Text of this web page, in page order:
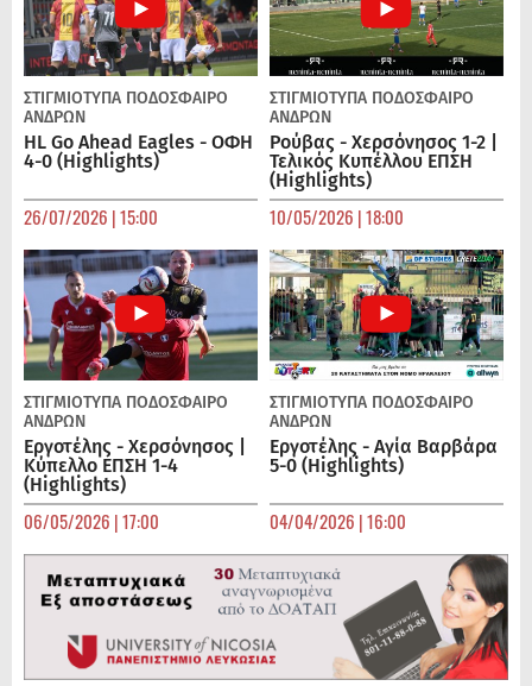
ΣΤΙΓΜΙΟΤΥΠΑ ΠΟΔΌΣΦΑΙΡΟ
ΑΝΔΡΏΝ
HL Go Ahead Eagles - ΟΦΗ
4-0 (Highlights)
26/07/2026 | 15:00
ΣΤΙΓΜΙΟΤΥΠΑ ΠΟΔΌΣΦΑΙΡΟ
ΑΝΔΡΏΝ
Ρούβας - Χερσόνησος 1-2 |
Τελικός Κυπέλλου ΕΠΣΗ
(Highlights)
10/05/2026 | 18:00
ΣΤΙΓΜΙΟΤΥΠΑ ΠΟΔΌΣΦΑΙΡΟ
ΑΝΔΡΏΝ
Εργοτέλης - Χερσόνησος |
Κύπελλο ΕΠΣΗ 1-4
(Highlights)
06/05/2026 | 17:00
ΣΤΙΓΜΙΟΤΥΠΑ ΠΟΔΌΣΦΑΙΡΟ
ΑΝΔΡΏΝ
Εργοτέλης - Αγία Βαρβάρα
5-0 (Highlights)
04/04/2026 | 16:00